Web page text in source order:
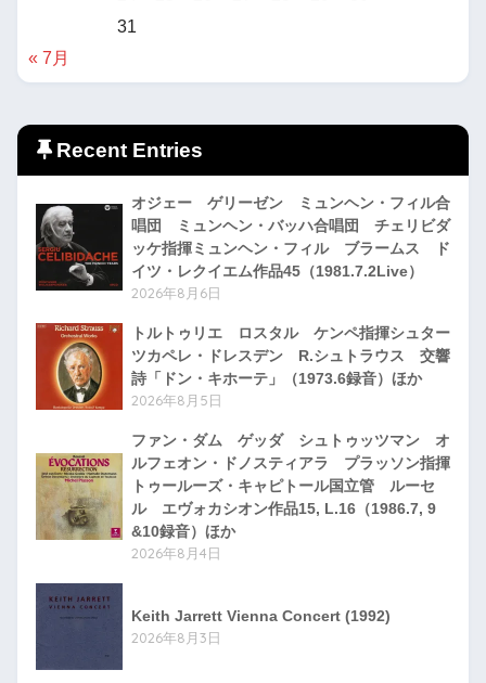
31
« 7月
Recent Entries
オジェー ゲリーゼン ミュンヘン・フィル合
唱団 ミュンヘン・バッハ合唱団 チェリビダ
ッケ指揮ミュンヘン・フィル ブラームス ド
イツ・レクイエム作品45（1981.7.2Live）
2026年8月6日
トルトゥリエ ロスタル ケンペ指揮シュター
ツカペレ・ドレスデン R.シュトラウス 交響
詩「ドン・キホーテ」（1973.6録音）ほか
2026年8月5日
ファン・ダム ゲッダ シュトゥッツマン オ
ルフェオン・ドノスティアラ プラッソン指揮
トゥールーズ・キャピトール国立管 ルーセ
ル エヴォカシオン作品15, L.16（1986.7, 9
&10録音）ほか
2026年8月4日
Keith Jarrett Vienna Concert (1992)
2026年8月3日